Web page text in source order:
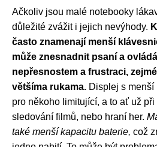
Ačkoliv jsou malé notebooky
důležité zvážit i jejich nevýhody.
často znamenají menší
může znesnadnit psaní a
nepřesnostem a frustraci,
většíma rukama. Displej s
pro někoho limitující, a to ať už při
sledování filmů, nebo hraní her.
také menší kapacitu baterie, což